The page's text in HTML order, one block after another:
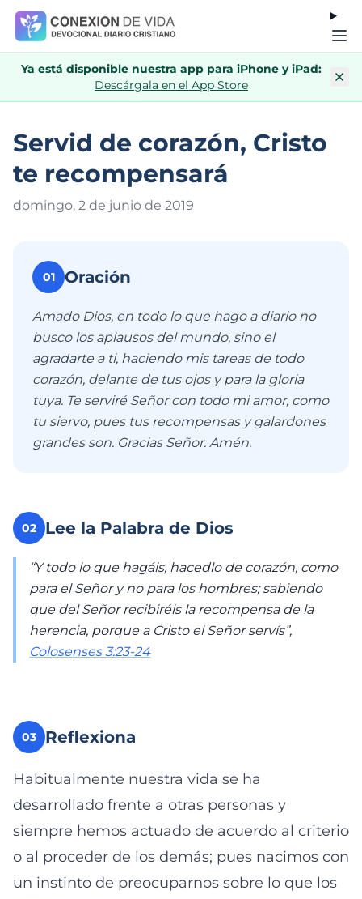
Ya está disponible nuestra app para iPhone y iPad:
Descárgala en el App Store
Servid de corazón, Cristo
te recompensará
domingo, 2 de junio de 2019
01 Oración
Amado Dios, en todo lo que hago a diario no
busco los aplausos del mundo, sino el
agradarte a ti, haciendo mis tareas de todo
corazón, delante de tus ojos y para la gloria
tuya. Te serviré Señor con todo mi amor, como
tu siervo, pues tus recompensas y galardones
grandes son. Gracias Señor. Amén.
02 Lee la Palabra de Dios
“Y todo lo que hagáis, hacedlo de corazón, como
para el Señor y no para los hombres; sabiendo
que del Señor recibiréis la recompensa de la
herencia, porque a Cristo el Señor servís”,
Colosenses 3:23-24
03 Reflexiona
Habitualmente nuestra vida se ha
desarrollado frente a otras personas y
siempre hemos actuado de acuerdo al criterio
o al proceder de los demás; pues nacimos con
un instinto de preocuparnos sobre lo que los